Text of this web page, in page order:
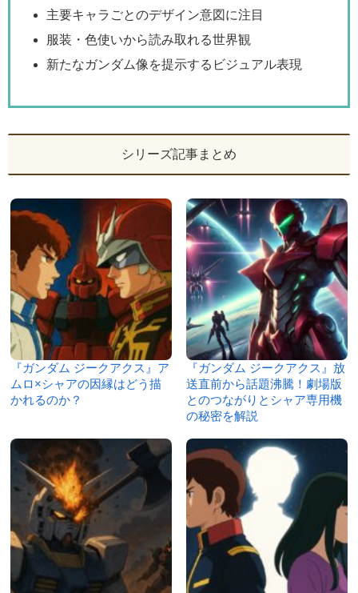
主要キャラごとのデザイン意図に注目
服装・色使いから読み取れる世界観
新たなガンダム像を提示するビジュアル表現
シリーズ記事まとめ
『ガンダム ジークアクス』ア
ムロ×シャアの因縁はどう描
かれるのか？
『ガンダム ジークアクス』放
送直前から話題沸騰！劇場版
とのつながりとシャア専用機
の秘密を解説